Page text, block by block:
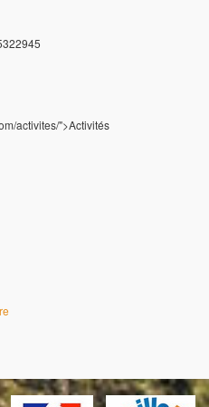
activites/">Activités